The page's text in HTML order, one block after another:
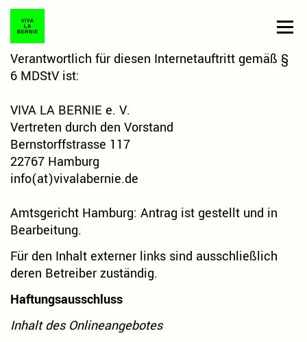
springen
Menü
AKTUELLES ÜBER UNS
PRESSE
SOLIDARISCHE KREDITE
PAT:IN WERDEN
Verantwortlich für diesen Internetauftritt gemäß §
6 MDStV ist:
VIVA LA BERNIE e. V.
Vertreten durch den Vorstand
Bernstorffstrasse 117
22767 Hamburg
info(at)vivalabernie.de
Amtsgericht Hamburg: Antrag ist gestellt und in
Bearbeitung.
Für den Inhalt externer links sind ausschließlich
deren Betreiber zuständig.
Haftungsausschluss
Inhalt des Onlineangebotes